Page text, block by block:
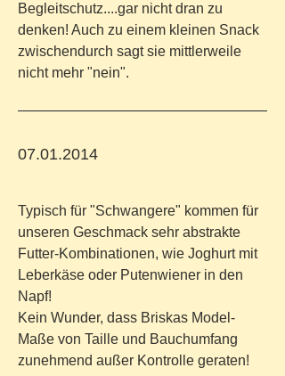
Begleitschutz....gar nicht dran zu
denken! Auch zu einem kleinen Snack
zwischendurch sagt sie mittlerweile
nicht mehr "nein".
07.01.2014
Typisch für "Schwangere" kommen für
unseren Geschmack sehr abstrakte
Futter-Kombinationen, wie Joghurt mit
Leberkäse oder Putenwiener in den
Napf!
Kein Wunder, dass Briskas Model-
Maße von Taille und Bauchumfang
zunehmend außer Kontrolle geraten!